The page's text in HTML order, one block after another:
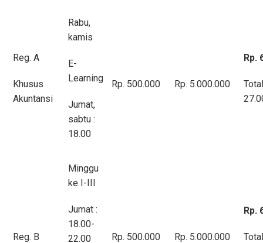
Reg. A
Khusus
Akuntansi
Rabu,
kamis
E-
Learning
Jumat,
sabtu :
18.00
Rp. 500.000 Rp. 5.000.000
Rp.
Reg. B
Minggu
ke I-III
Jumat :
18.00-
22.00
Rp. 500.000 Rp. 5.000.000
Rp.